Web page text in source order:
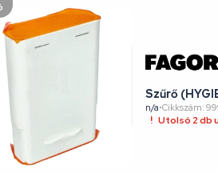
Szűrő
n/a•Cikkszám:
Utolsó 2 db